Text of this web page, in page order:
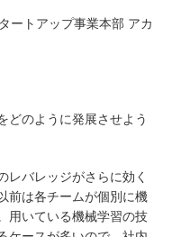
ートアップ事業本部 アカ
どのように発展させよう
レバレッジがさらに効く
前は各チームが個別に機
用いている機械学習の技